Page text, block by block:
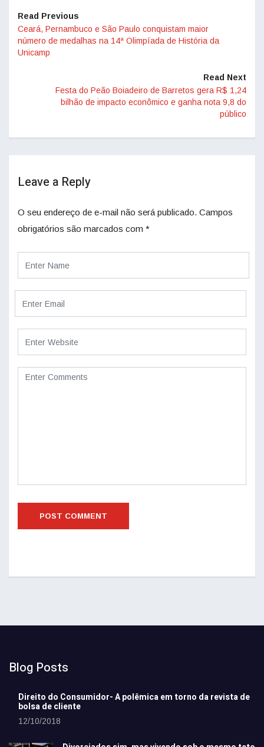
Read Previous
Ceará, Pernambuco e São Paulo conquistam maior
número de medalhas na 14ª Olimpíada de História da
Unicamp
Read Next
Festa do Peão Boiadeiro de Barretos gera R$ 1,24
bilhão de impacto econômico e ganha nota 9,8 do
público
Leave a Reply
O seu endereço de e-mail não será publicado. Campos
obrigatórios são marcados com *
Blog Posts
Direito do Consumidor- A polêmica em torno da revista de
bolsa de cliente
12/10/2018